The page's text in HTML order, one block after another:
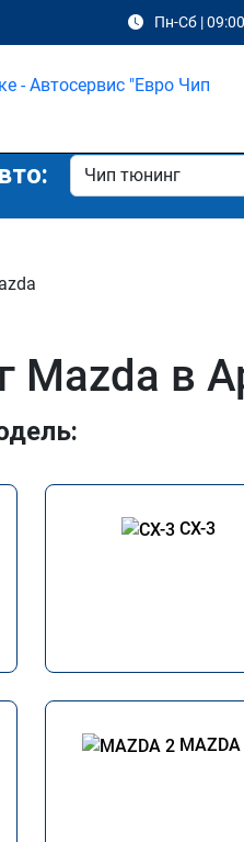
Пн-Сб |
Mazda в
CX-3
MAZDA